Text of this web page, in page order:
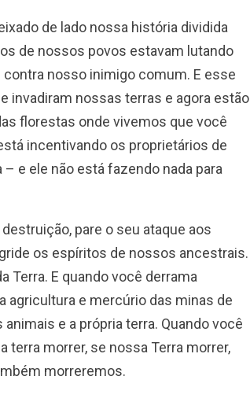
de lado nossa história dividida
de nossos povos estavam lutando
nosso inimigo comum. E esse
invadiram nossas terras e agora estão
florestas onde vivemos que você
incentivando os proprietários de
e ele não está fazendo nada para
pare o seu ataque aos
os espíritos de nossos ancestrais.
Terra. E quando você derrama
agricultura e mercúrio das minas de
e a própria terra. Quando você
terra morrer, se nossa Terra morrer,
morreremos.